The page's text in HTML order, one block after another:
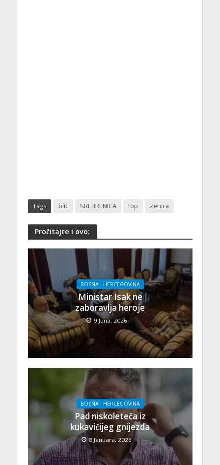
Tags blic SREBRENICA top zenica
Pročitajte i ovo:
BOSNA I HERCEGOVINA
Ministar Isak ne
zaboravlja heroje
9 Juna, 2026
BOSNA I HERCEGOVINA
Pad niskoleteča iz
kukavičijeg gnijezda
8 Januara, 2026